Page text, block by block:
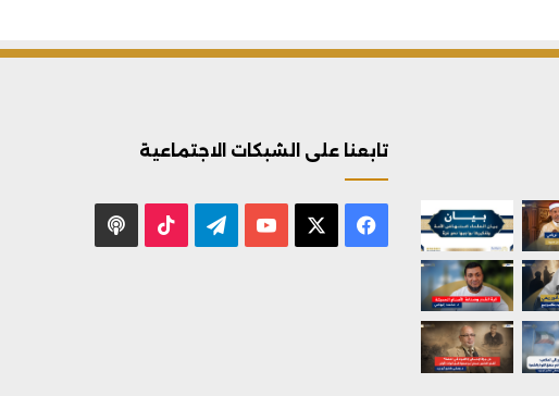
تابعنا على الشبكات الاجتماعية
فيسبوك يوتيوب تيلقرام ‫TikTok